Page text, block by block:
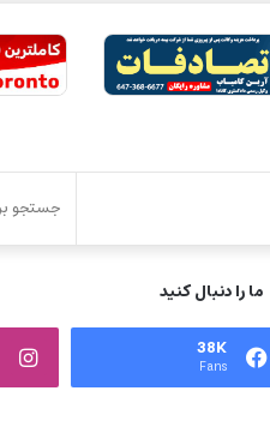
ما را دنبال کنید
38K
Fans